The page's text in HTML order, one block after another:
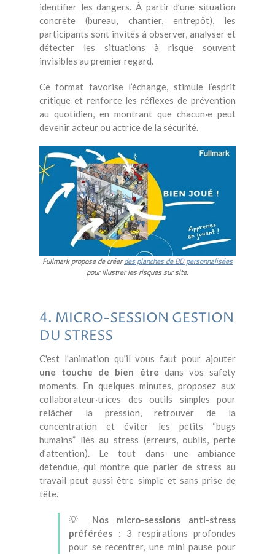
identifier les dangers. À partir d’une situation
concrète (bureau, chantier, entrepôt), les
participants sont invités à observer, analyser et
détecter les situations à risque souvent
invisibles au premier regard.
Ce format favorise l’échange, stimule l’esprit
critique et renforce les réflexes de prévention
au quotidien, en montrant que chacun·e peut
devenir acteur ou actrice de la sécurité.
Fullmark propose de créerdes planches de BD personnalisées
pour illustrer les risques sur site.
4. MICRO-SESSION GESTION
DU STRESS
C'est l'animation qu'il vous faut pour ajouter
une touche de bien être dans vos safety
moments. En quelques minutes, proposez aux
collaborateur·trices des outils simples pour
relâcher la pression, retrouver de la
concentration et éviter les petits “bugs
humains” liés au stress (erreurs, oublis, perte
d’attention). Le tout dans une ambiance
détendue, qui montre que parler de stress au
travail peut aussi être simple et sans prise de
tête.
💡 Nos micro-sessions anti-stress
préférées : 3 respirations profondes
pour se recentrer, une mini pause pour